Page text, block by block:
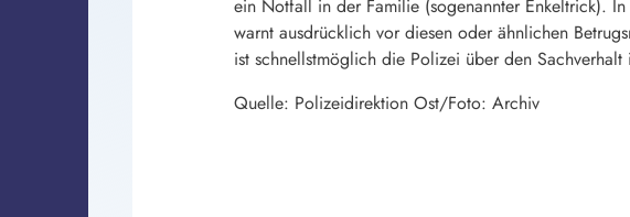
ein Notfall in der Familie (sogenannter Enkeltrick).
warnt ausdrücklich vor diesen oder ähnlichen
ist schnellstmöglich die Polizei über den Sachverhalt
Quelle: Polizeidirektion Ost/Foto: Archiv